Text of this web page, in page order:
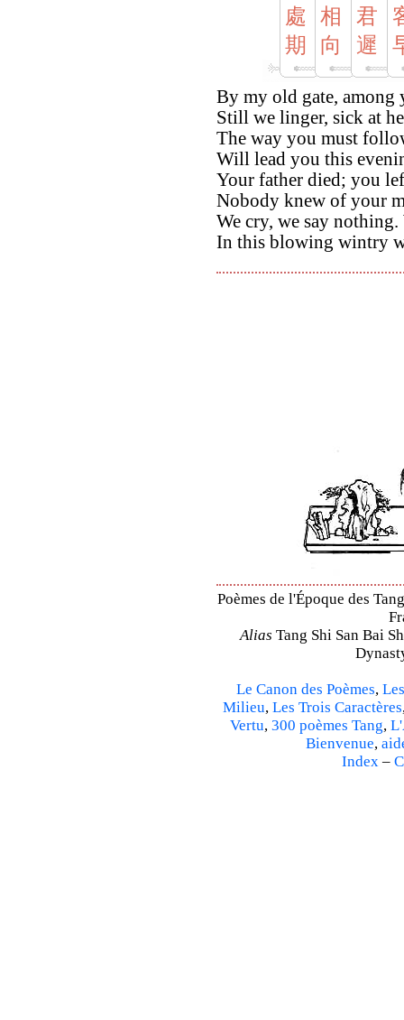
處
期
相
向
君
遲
By my old gate, among
Still we linger, sick at
The way you must
Will lead you this
Your father died; you
Nobody knew of your
We cry, we say
In this blowing wintry
Poèmes de l'Époque des
Alias Tang Shi San Bai
Le Canon des Poèmes,
Milieu, Les Trois Caractères
Vertu, 300 poèmes Tang,
Bienvenue,
Index–